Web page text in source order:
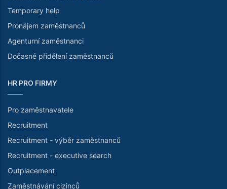
Temporary help
Pronájem zaměstnanců
Agenturní zaměstnanci
Dočasné přidělení zaměstnanců
HR PRO FIRMY
Pro zaměstnavatele
Recruitment
Recruitment - výběr zaměstnanců
Recruitment - executive search
Outplacement
Zaměstnávání cizinců